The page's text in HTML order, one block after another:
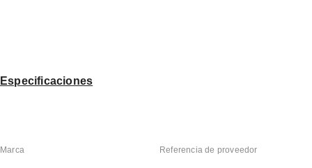
Especificaciones
Marca Referencia de proveedor